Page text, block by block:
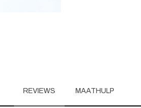
REVIEWS MAATHULP